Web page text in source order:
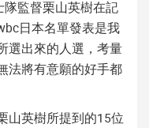
監督栗山英樹在記
日本名單發表是我
選出來的人選，考量
法將有意願的好手都
山英樹所提到的15位